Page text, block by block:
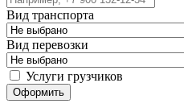
Вид транспорта
Вид перевозки
Услуги грузчиков